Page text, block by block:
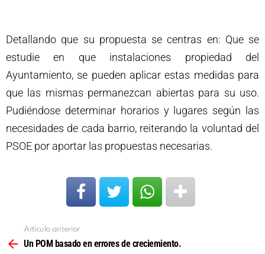
Detallando que su propuesta se centras en: Que se
estudie en que instalaciones propiedad del
Ayuntamiento, se pueden aplicar estas medidas para
que las mismas permanezcan abiertas para su uso.
Pudiéndose determinar horarios y lugares según las
necesidades de cada barrio, reiterando la voluntad del
PSOE por aportar las propuestas necesarias.
más
Artículo anterior
Un POM basado en errores de creciemiento.